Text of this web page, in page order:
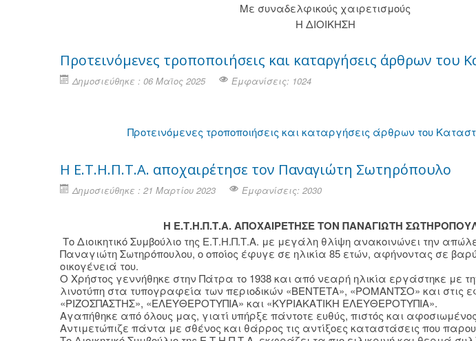
Με συναδελφικούς χαιρετισμούς
Η ΔΙΟΙΚΗΣΗ
Προτεινόμενες τροποποιήσεις και καταργήσεις άρθρων του
Δημοσιεύθηκε : 06 Μαϊος 2025 Εμφανίσεις: 1024
Προτεινόμενες τροποποιήσεις και καταργήσεις άρθρων του
Η Ε.Τ.Η.Π.Τ.Α. αποχαιρέτησε τον Παναγιώτη Σωτηρόπουλο
Δημοσιεύθηκε : 21 Μαρτίου 2023 Εμφανίσεις: 2030
Η Ε.Τ.Η.Π.Τ.Α. ΑΠΟΧΑΙΡΕΤΗΣΕ ΤΟΝ ΠΑΝΑΓΙΩΤΗ
Το Διοικητικό Συμβούλιο της Ε.Τ.Η.Π.Τ.Α. με μεγάλη θλίψη ανακοινώνει την
Παναγιώτη Σωτηρόπουλου, ο οποίος έφυγε σε ηλικία 85 ετών, αφήνοντας σε
οικογένειά του.
Ο Χρήστος γεννήθηκε στην Πάτρα το 1938 και από νεαρή ηλικία εργάστηκε με
λινοτύπη στα τυπογραφεία των περιοδικών «ΒΕΝΤΕΤΑ», «ΡΟΜΑΝΤΣΟ» και στις
«ΡΙΖΟΣΠΑΣΤΗΣ», «ΕΛΕΥΘΕΡΟΤΥΠΙΑ» και «ΚΥΡΙΑΚΑΤΙΚΗ ΕΛΕΥΘΕΡΟΤΥΠΙΑ».
Αγαπήθηκε από όλους μας, γιατί υπήρξε πάντοτε ευθύς, πιστός και
Αντιμετώπιζε πάντα με σθένος και θάρρος τις αντίξοες καταστάσεις που